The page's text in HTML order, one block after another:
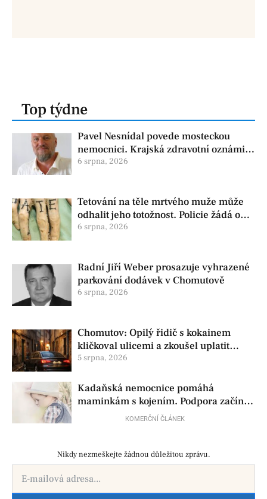
Top týdne
Pavel Nesnídal povede mosteckou
nemocnici. Krajská zdravotní oznámila
změnu ve vedení
6 srpna, 2026
Tetování na těle mrtvého muže může
odhalit jeho totožnost. Policie žádá o
pomoc
6 srpna, 2026
Radní Jiří Weber prosazuje vyhrazené
parkování dodávek v Chomutově
6 srpna, 2026
Chomutov: Opilý řidič s kokainem
kličkoval ulicemi a zkoušel uplatit
policisty
5 srpna, 2026
Kadaňská nemocnice pomáhá
maminkám s kojením. Podpora začíná
už před porodemKOMERČNÍ ČLÁNEK
Nikdy nezmeškejte žádnou důležitou zprávu.